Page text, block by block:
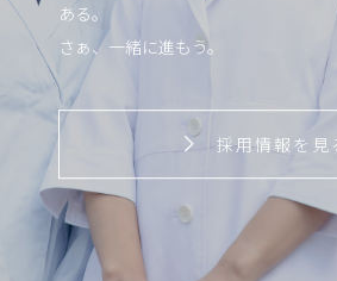
ある。
さぁ、一緒に進もう。
採用情報を見